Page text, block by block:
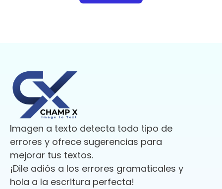
Imagen a texto detecta todo tipo de
errores y ofrece sugerencias para
mejorar tus textos.
¡Dile adiós a los errores gramaticales y
hola a la escritura perfecta!